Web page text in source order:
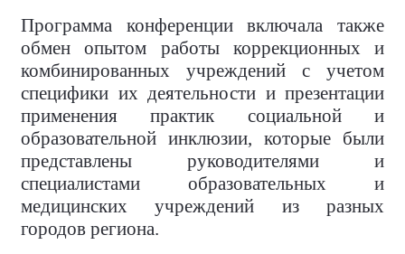
Программа конференции включала также
обмен опытом работы коррекционных и
комбинированных учреждений с учетом
специфики их деятельности и презентации
применения практик социальной и
образовательной инклюзии, которые были
представлены руководителями и
специалистами образовательных и
медицинских учреждений из разных
городов региона.